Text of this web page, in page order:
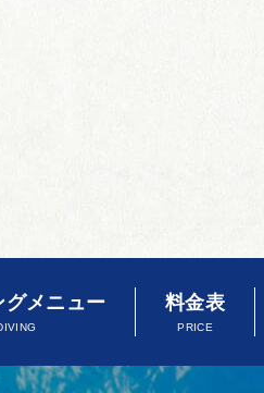
グメニュー 料金表
PRICE